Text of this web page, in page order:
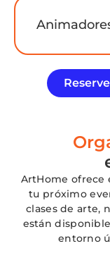
ArtHome ofrece
tu próximo
clases de arte,
están
entorno